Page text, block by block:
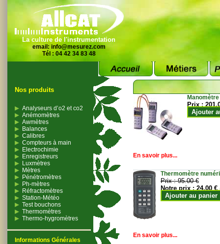
La culture de l'instrumentation
email: info@mesurez.com
Tél : 04 42 34 83 48
Nos produits
Analyseurs d’o2 et co2
Anémomètres
Awmètres
Balances
Calibres
Compteurs à main
Electrochimie
Enregistreurs
Luxmètres
Mètres
Pénétromètres
Ph-mètres
Réfractomètres
Station-Météo
Test bouchons
Thermomètres
Thermo-hygromètres
Informations Générales
Prix :
Ajouter
En savoir plus...
Thermomètre
Prix :95.00 €
Notre prix :24.00 €
Ajouter au panier
En savoir plus...